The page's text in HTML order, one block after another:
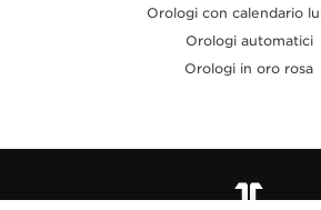
Orologi con calendario
Orologi automatici
Orologi in oro rosa